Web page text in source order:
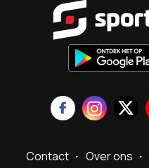
Contact Over ons